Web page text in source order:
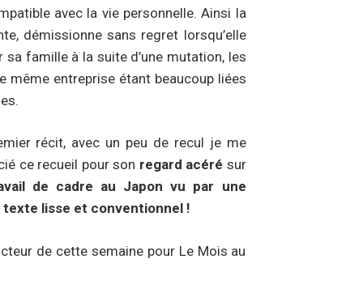
avec la vie personnelle. Ainsi la
démissionne sans regret lorsqu’elle
famille à la suite d’une mutation, les
même entreprise étant beaucoup liées
récit, avec un peu de recul je me
ce recueil pour son regard acéré sur
de cadre au Japon vu par une
lisse et conventionnel !
de cette semaine pour Le Mois au